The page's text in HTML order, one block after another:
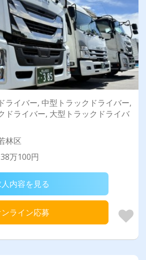
ライバー, 中型トラックドライバー,
ドライバー, 大型トラックドライバ
林区
万100円
内容を見る
ライン応募